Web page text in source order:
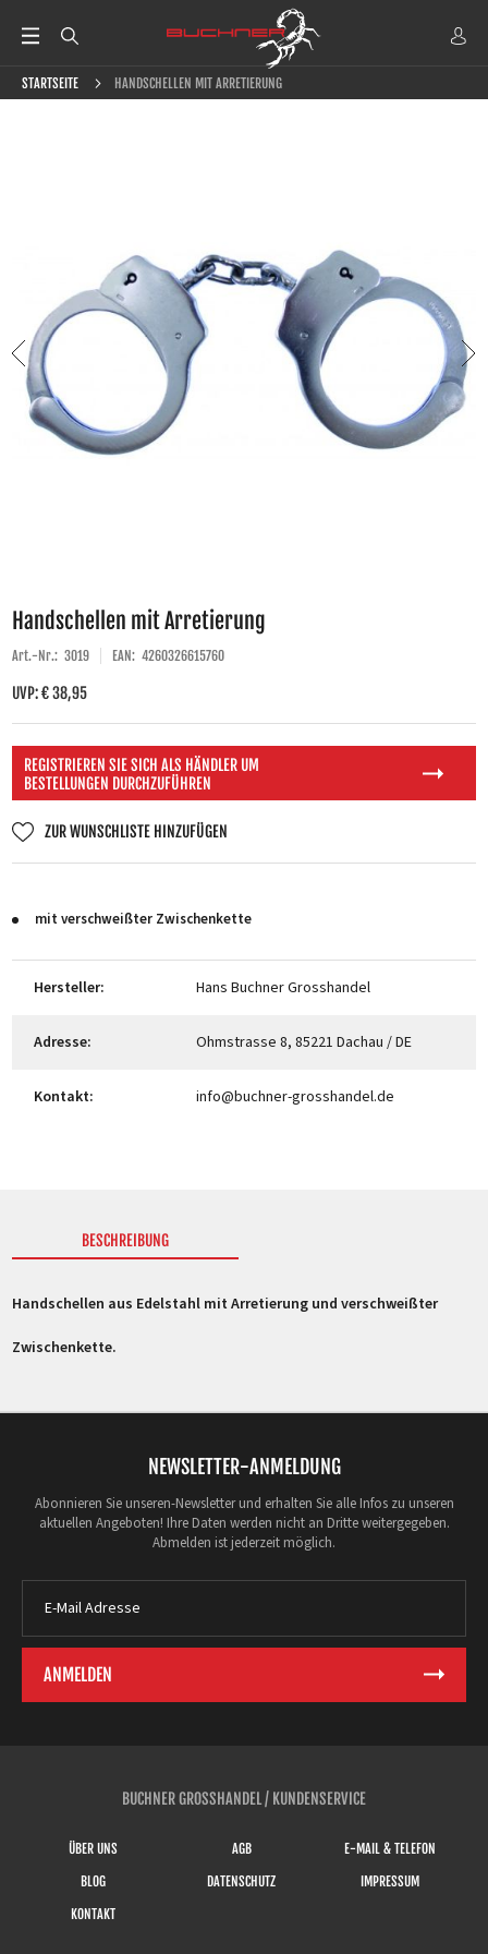
STARTSEITE HANDSCHELLEN MIT ARRETIERUNG
Handschellen mit Arretierung
Art.-Nr.: 3019 EAN: 4260326615760
UVP: € 38,95
REGISTRIEREN SIE SICH ALS HÄNDLER UM
BESTELLUNGEN DURCHZUFÜHREN
ZUR WUNSCHLISTE HINZUFÜGEN
mit verschweißter Zwischenkette
Hersteller: Hans Buchner Grosshandel
Adresse: Ohmstrasse 8, 85221 Dachau / DE
Kontakt: info@buchner-grosshandel.de
BESCHREIBUNG
Handschellen aus Edelstahl mit Arretierung und verschweißter
Zwischenkette.
NEWSLETTER-ANMELDUNG
Abonnieren Sie unseren-Newsletter und erhalten Sie alle Infos zu unseren
aktuellen Angeboten! Ihre Daten werden nicht an Dritte weitergegeben.
Abmelden ist jederzeit möglich.
BUCHNER GROSSHANDEL / KUNDENSERVICE
ÜBER UNS AGB
E-MAIL & TELEFON
BLOG
DATENSCHUTZ
IMPRESSUM
KONTAKT